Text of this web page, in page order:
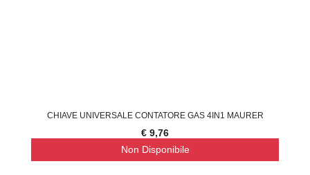
CHIAVE UNIVERSALE CONTATORE GAS 4IN1 MAURER
€ 9,76
Non Disponibile